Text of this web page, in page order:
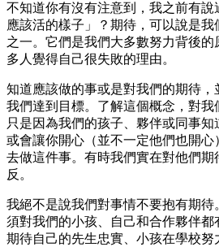
不知道你有沒有注意到，我之前有說
應該活的樣子」？期待，可以說是
之一。它們是我們大多數努力背後
多人覺得自己很失敗的理由。
知道應該做的事或是對我們的期待
我們達到目標。了解這個概念，對我
只是因為我們的孩子、夥伴或同事知
或會讓你開心（並不一定他們也開
去做這件事。有時我們實在對他們
反。
我絕不是說我們對事情不要抱有期
須對我們的小孩、自己和合作夥伴
期待自己的先生忠實、小孩在學校